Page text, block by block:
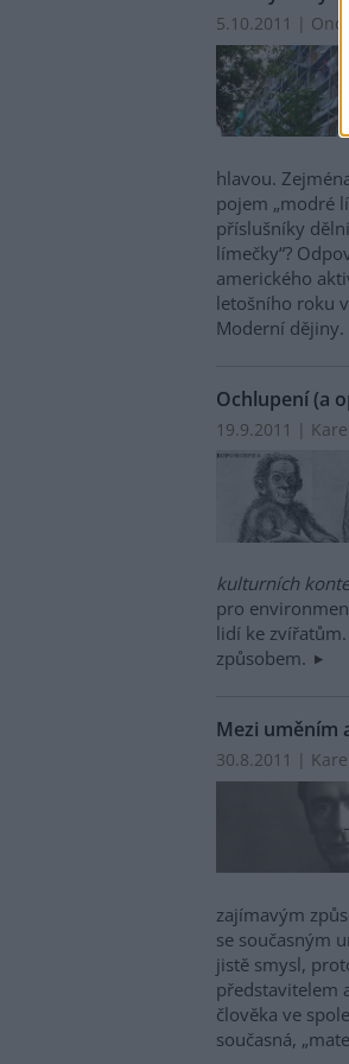
5.10.2011 |
hlavou.
pojem „modré
příslušníky
límečky“?
amerického
letošního roku
Moderní dějiny.
Ochlupení (a
19.9.2011 |
kulturních
pro
lidí ke
způsobem.
Mezi uměním
30.8.2011 |
zajímavým
se současným
jistě smysl,
představitelem
člověka ve
současná,